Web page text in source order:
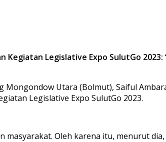
Kegiatan Legislative Expo SulutGo
Mongondow Utara (Bolmut), Saiful
Legislative Expo SulutGo 2023.
Oleh karena itu, menurut